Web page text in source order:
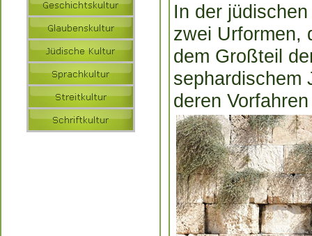
In der
zwei Urformen,
dem Großteil
sephardischem
deren